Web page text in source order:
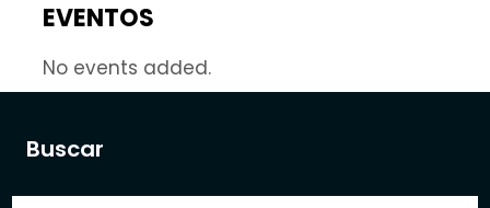
Buscar
EVENTOS
No events added.